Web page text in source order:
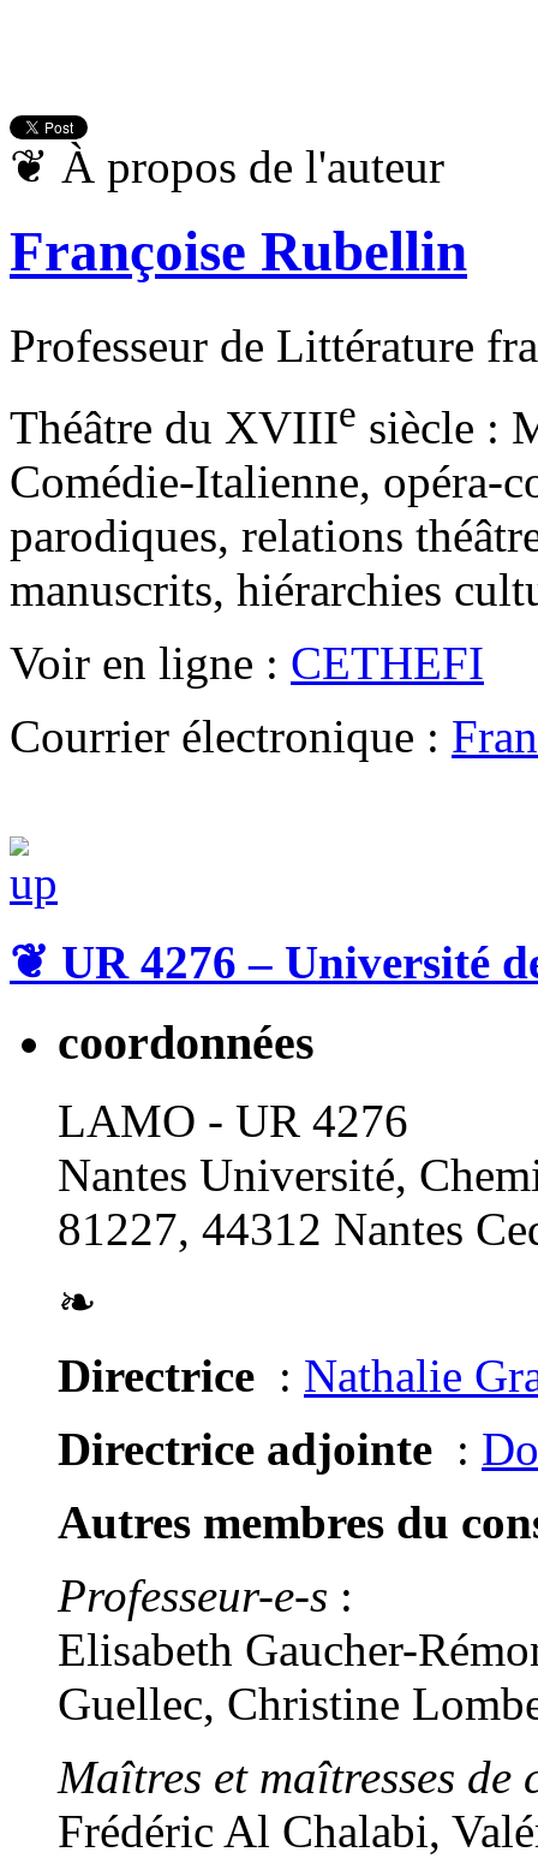
❦ À propos de l'auteur
Françoise Rubellin
Professeur de Littérature
Théâtre du XVIIIe siècle :
Comédie-Italienne, opéra-
parodiques, relations
manuscrits, hiérarchies
Voir en ligne : CETHEFI
Courrier électronique :
❦ UR 4276 – Université
coordonnées
LAMO - UR 4276
Nantes Université,
81227, 44312 Nantes
❧
Directrice : Nathalie
Directrice adjointe :
Autres membres du
Professeur-e-s :
Elisabeth Gaucher-
Guellec, Christine
Maîtres et maîtresses de
Frédéric Al Chalabi,